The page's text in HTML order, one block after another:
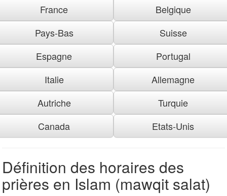
France
Belgique
Pays-Bas
Suisse
Espagne
Portugal
Italie
Allemagne
Autriche
Turquie
Canada
Etats-Unis
Définition des horaires des
prières en Islam (mawqit salat)